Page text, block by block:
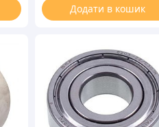
Додати в кошик